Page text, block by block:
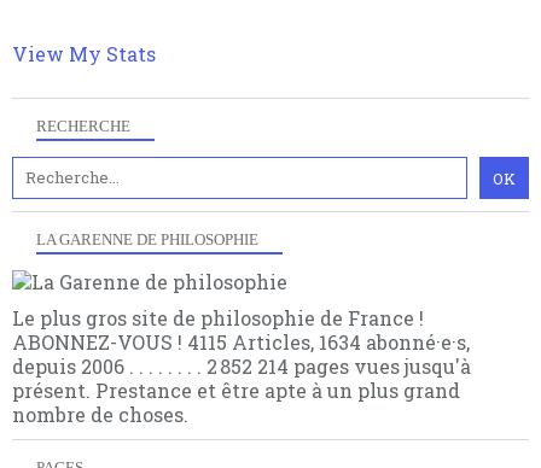
RECHERCHE
LA GARENNE DE PHILOSOPHIE
Le plus gros site de philosophie de France !
ABONNEZ-VOUS ! 4115 Articles, 1634 abonné·e·s,
depuis 2006 . . . . . . . . 2 852 214 pages vues jusqu'à
présent. Prestance et être apte à un plus grand
nombre de choses.
View My Stats